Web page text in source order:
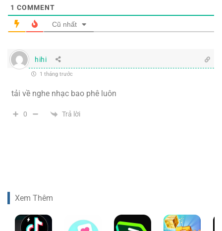
1 COMMENT
Cũ nhất
hihi
1 tháng trước
tải về nghe nhạc bao phê luôn
0 Trả lời
Xem Thêm